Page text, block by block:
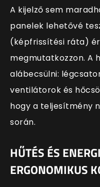
A kijelző sem
panelek lehetővé
(képfrissítési ráta)
megmutatkozzon. A
alábecsülni:
ventilátorok és
hogy a teljesítmény
során.
HŰTÉS ÉS
ERGONOMIKUS